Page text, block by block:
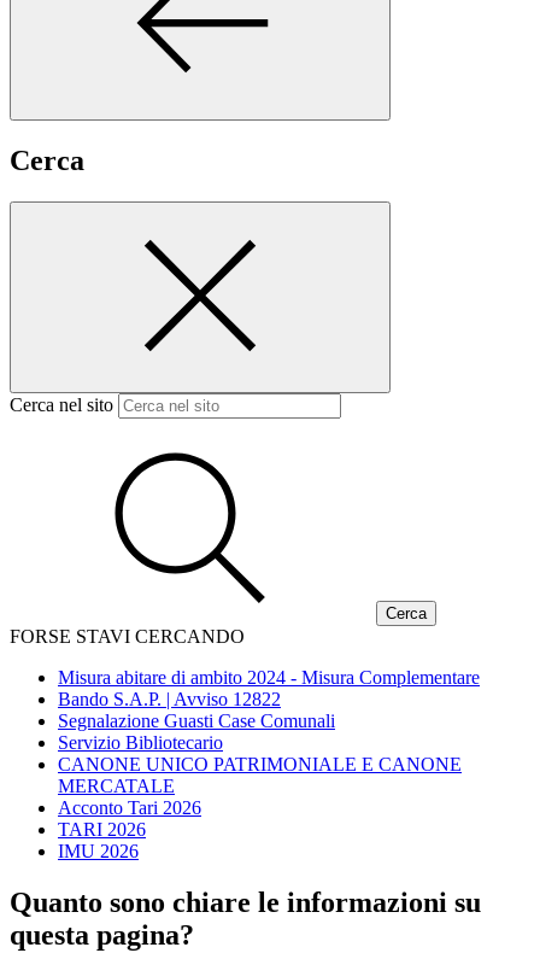
Cerca
Cerca nel sito
FORSE STAVI CERCANDO
Misura abitare di ambito 2024 - Misura Complementare
Bando S.A.P. | Avviso 12822
Segnalazione Guasti Case Comunali
Servizio Bibliotecario
CANONE UNICO PATRIMONIALE E CANONE
MERCATALE
Acconto Tari 2026
TARI 2026
IMU 2026
Quanto sono chiare le informazioni su
questa pagina?